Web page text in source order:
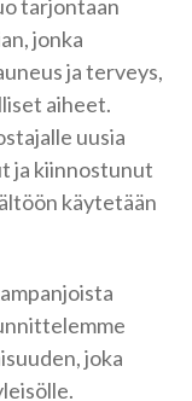
tarjontaan
jonka
ja terveys,
aiheet.
uusia
ja kiinnostunut
käytetään
joka